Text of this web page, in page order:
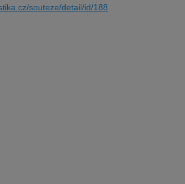
souteze/detail/id/188